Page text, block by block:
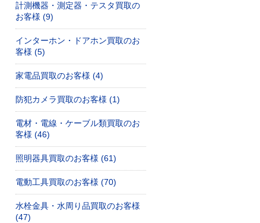
計測機器・測定器・テスタ買取の
お客様 (9)
インターホン・ドアホン買取のお
客様 (5)
家電品買取のお客様 (4)
防犯カメラ買取のお客様 (1)
電材・電線・ケーブル類買取のお
客様 (46)
照明器具買取のお客様 (61)
電動工具買取のお客様 (70)
水栓金具・水周り品買取のお客様
(47)